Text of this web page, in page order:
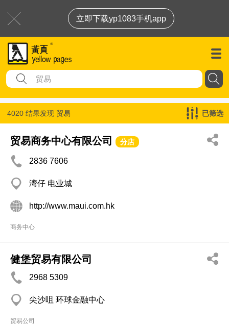
立即下载yp1083手机app
4020 结果发现 贸易 已筛选
贸易商务中心有限公司 分店
2836 7606
湾仔 电业城
http://www.maui.com.hk
商务中心
健堡贸易有限公司
2968 5309
尖沙咀 环球金融中心
贸易公司